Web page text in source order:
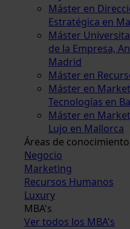
Máster en
Estratégica en
Máster
de la Empresa,
Madrid
Máster en
Máster en
Tecnologías en
Máster en
Lujo en Mallorca
Áreas de conocimiento
Negocio
Marketing
Recursos Humanos
Luxury
MBA's
Ver todos los MBA's